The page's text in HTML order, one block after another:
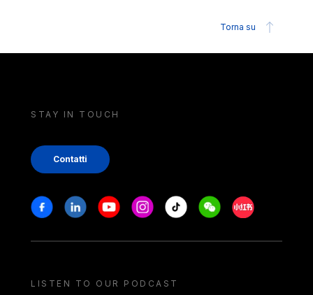
Torna su
STAY IN TOUCH
Contatti
Stay in touch
FacebookLinkedinYoutubeInstagram
Tiktok WeechatXiaohongshu/
LISTEN TO OUR PODCAST